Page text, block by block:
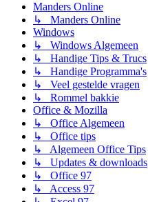
Manders Online
↳ Manders Online
Windows
↳ Windows Algemeen
↳ Handige Tips & Trucs
↳ Handige Programma's
↳ Veel gestelde vragen
↳ Rommel bakkie
Office & Mozilla
↳ Office Algemeen
↳ Office tips
↳ Algemeen Office Tips
↳ Updates & downloads
↳ Office 97
↳ Access 97